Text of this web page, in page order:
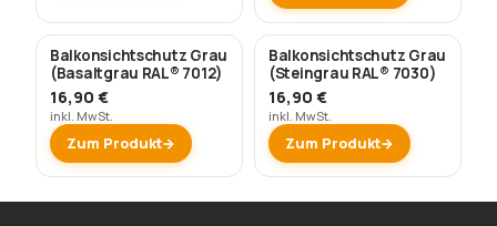
Balkonsichtschutz Grau
(Basaltgrau RAL® 7012)
16,90 €
inkl. MwSt.
Zum Produkt
Balkonsichtschutz Grau
(Steingrau RAL® 7030)
16,90 €
inkl. MwSt.
Zum Produkt